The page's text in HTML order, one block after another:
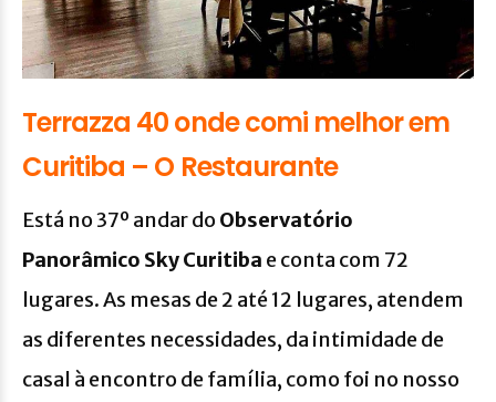
Terrazza 40 onde comi melhor em
Curitiba – O Restaurante
Está no 37º andar do Observatório
Panorâmico Sky Curitiba e conta com 72
lugares. As mesas de 2 até 12 lugares, atendem
as diferentes necessidades, da intimidade de
casal à encontro de família, como foi no nosso